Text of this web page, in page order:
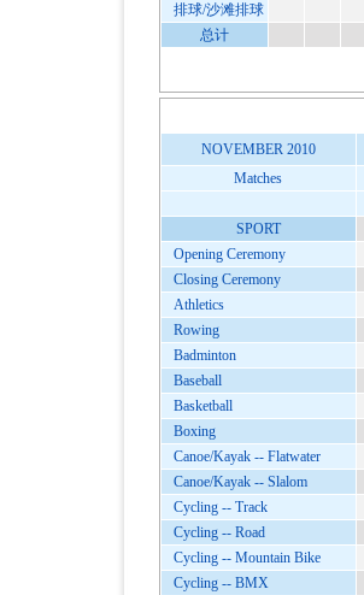
排球/沙滩排球
总计
NOVEMBER 2010
Matches
SPORT
Opening Ceremony
Closing Ceremony
Athletics
Rowing
Badminton
Baseball
Basketball
Boxing
Canoe/Kayak -- Flatwater
Canoe/Kayak -- Slalom
Cycling -- Track
Cycling -- Road
Cycling -- Mountain Bike
Cycling -- BMX